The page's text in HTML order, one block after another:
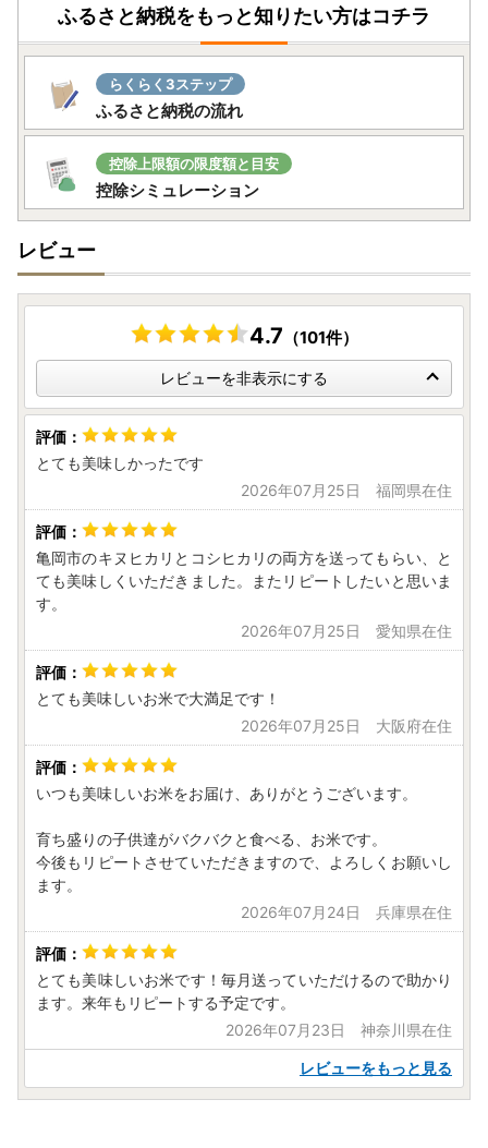
問題などが生じた場合には、
発送順延・発送不可となる場合がございます。
るなどの対応をさせていただきます。
【ワンストップ特例申請書について】
ワンストップ特例申請書は、寄附金受領証明書とともにお送
りしています。
ワンストップ特例申請書、寄附金受領証明書ともに、お申込
しています。
ワンストップ特例申請書は、予めご寄附者様の情報を印字し
てお送りしていますので、申請される場合は、内容の確認と
（万が一、誤りがあればお手数ですが御寄附者者様にて訂正
してください）、チェック箇所へのチェックの記入と、押
印、マイナンバー関係の書類を添えて、同封の返信用封筒で
お送りください。
［送付先］
〒320-8790
日本郵便株式会社 宇都宮中央郵便局
私書箱第64 号 株式会社新朝プレス
亀岡市ふるさと納税サポートセンター宛
ふるさと納税に関するお問い合わせは株式会社新朝プレスが
対応いたします。
MAIL：f262064-kameoka-cs@mlosjapan.com
対応時間：8:30～17:30（土日祝日を除く）
※1月1日～4日は年始休業になっております。
ふるさと納税をもっと知りたい方はコチラ
らくらく3ステップ
ふるさと納税の流れ
控除上限額の限度額と目安
控除シミュレーション
レビュー
4.7 （101件）
レビューを非表示にする
とても美味しかったです
2026年07月25日 福岡県在住
亀岡市のキヌヒカリとコシヒカリの両方を送ってもらい、と
ても美味しくいただきました。またリピートしたいと思いま
す。
2026年07月25日 愛知県在住
とても美味しいお米で大満足です！
2026年07月25日 大阪府在住
いつも美味しいお米をお届け、ありがとうございます。
育ち盛りの子供達がバクバクと食べる、お米です。
今後もリピートさせていただきますので、よろしくお願いし
ます。
2026年07月24日 兵庫県在住
とても美味しいお米です！毎月送っていただけるので助かり
ます。来年もリピートする予定です。
2026年07月23日 神奈川県在住
レビューをもっと見る